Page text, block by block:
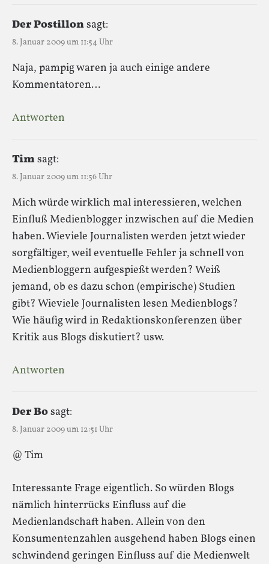
Der Postillonsagt:
8. Januar 2009 um 11:54 Uhr
Naja, pampig waren ja auch einige andere
Kommentatoren…
Antworten
Timsagt:
8. Januar 2009 um 11:56 Uhr
Mich würde wirklich mal interessieren, welchen
Einfluß Medienblogger inzwischen auf die Medien
haben. Wieviele Journalisten werden jetzt wieder
sorgfältiger, weil eventuelle Fehler ja schnell von
Medienbloggern aufgespießt werden? Weiß
jemand, ob es dazu schon (empirische) Studien
gibt? Wieviele Journalisten lesen Medienblogs?
Wie häufig wird in Redaktionskonferenzen über
Kritik aus Blogs diskutiert? usw.
Antworten
Der Bosagt:
8. Januar 2009 um 12:51 Uhr
@ Tim
Interessante Frage eigentlich. So würden Blogs
nämlich hinterrücks Einfluss auf die
Medienlandschaft haben. Allein von den
Konsumentenzahlen ausgehend haben Blogs einen
schwindend geringen Einfluss auf die Medienwelt